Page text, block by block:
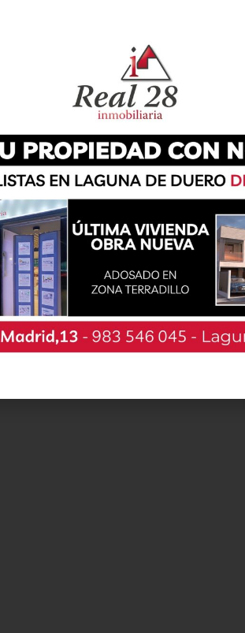
ofrecerá la obra ‘Von Lustig, el
al público hasta e la primavera de
de cometer la mayor estafa del
meretriz del cabaret en el que
de las peripecias por las que
tan increíble como cierto.
teatro’ se encuentra Patricia
Nacional de teatro Veras Bajas.
horas, tiene una duración de 85
para público joven y adulto con un
.